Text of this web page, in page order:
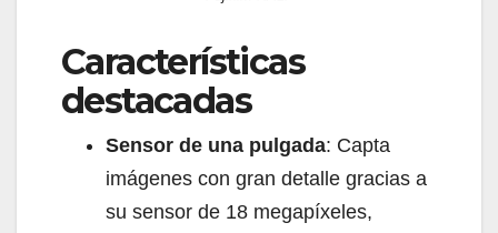
Características
destacadas
Sensor de una pulgada: Capta
imágenes con gran detalle gracias a
su sensor de 18 megapíxeles,